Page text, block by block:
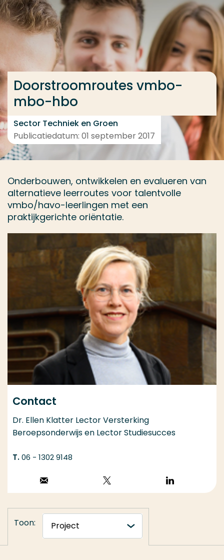
Ga direct naar de content
... > Project
Doorstroomroutes vmbo-
mbo-hbo
Sector Techniek en Groen
Publicatiedatum: 01 september 2017
Onderbouwen, ontwikkelen en evalueren van
alternatieve leerroutes voor talentvolle
vmbo/havo-leerlingen met een
praktijkgerichte oriëntatie.
Contact
Dr. Ellen Klatter Lector Versterking
Beroepsonderwijs en Lector Studiesucces
06 - 1302 9148
Stuur een email
LinkedIn
Toon:
Veel gezocht
Opleiding
Contact